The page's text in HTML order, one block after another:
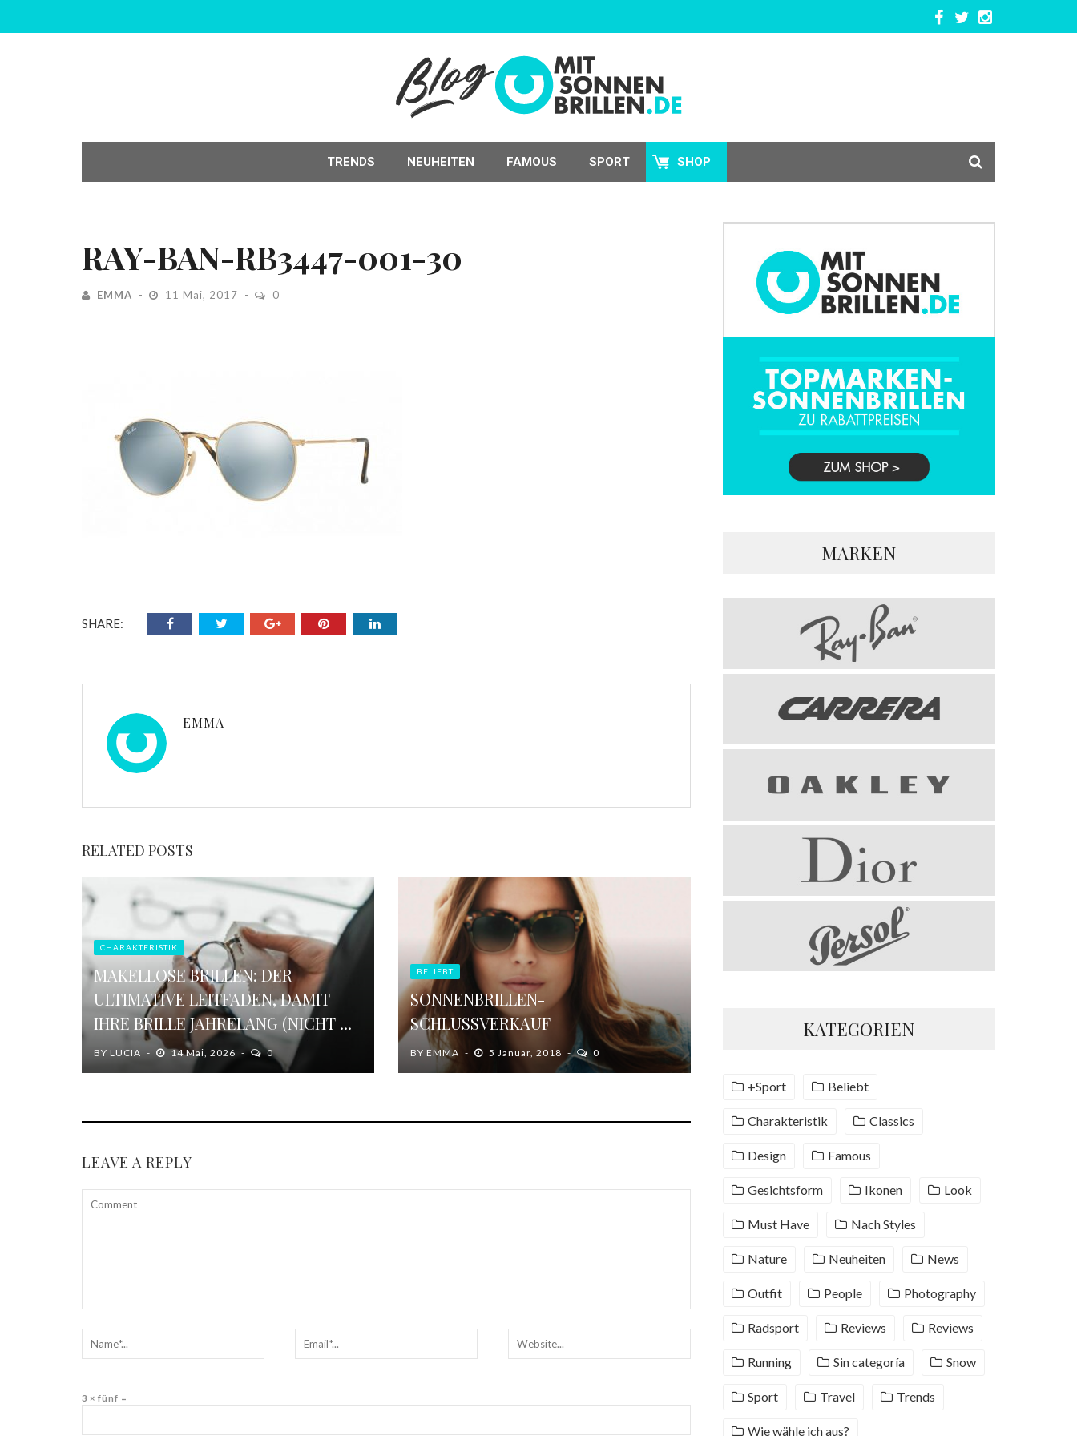
TRENDS NEUHEITEN FAMOUS SPORT SHOP
RAY-BAN-RB3447-001-30
EMMA 11 Mai, 2017 0
SHARE:
EMMA
RELATED POSTS
CHARAKTERISTIK
MAKELLOSE BRILLEN: DER
ULTIMATIVE LEITFADEN, DAMIT
IHRE BRILLE JAHRELANG (NICHT ...
BY LUCIA 14 Mai, 2026 0
BELIEBT
SONNENBRILLEN-
SCHLUSSVERKAUF
BY EMMA 5 Januar, 2018 0
LEAVE A REPLY
3 × fünf =
MARKEN
KATEGORIEN
+Sport Beliebt
Charakteristik Classics
Design Famous
Gesichtsform Ikonen Look
Must Have Nach Styles
Nature Neuheiten News
Outfit People Photography
Radsport Reviews Reviews
Running Sin categoría Snow
Sport Travel Trends
Wie wähle ich aus?